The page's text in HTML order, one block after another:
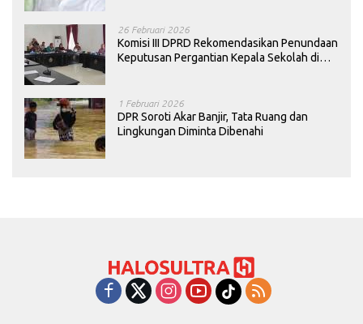
26 Februari 2026
Komisi III DPRD Rekomendasikan Penundaan
Keputusan Pergantian Kepala Sekolah di
1 Februari 2026
DPR Soroti Akar Banjir, Tata Ruang dan
Lingkungan Diminta Dibenahi